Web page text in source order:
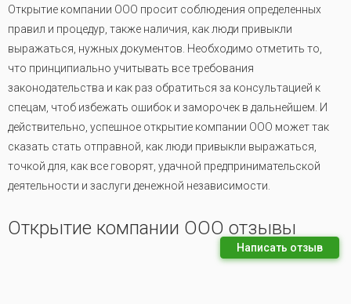
Открытие компании ООО просит соблюдения определенных
правил и процедур, также наличия, как люди привыкли
выражаться, нужных документов. Необходимо отметить то,
что принципиально учитывать все требования
законодательства и как раз обратиться за консультацией к
спецам, чтоб избежать ошибок и заморочек в дальнейшем. И
действительно, успешное открытие компании ООО может так
сказать стать отправной, как люди привыкли выражаться,
точкой для, как все говорят, удачной предпринимательской
деятельности и заслуги денежной независимости.
Открытие компании ООО отзывы
Написать отзыв